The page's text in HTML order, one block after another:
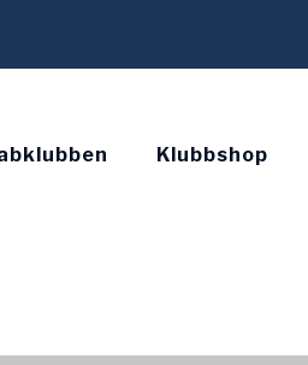
Klubbshop